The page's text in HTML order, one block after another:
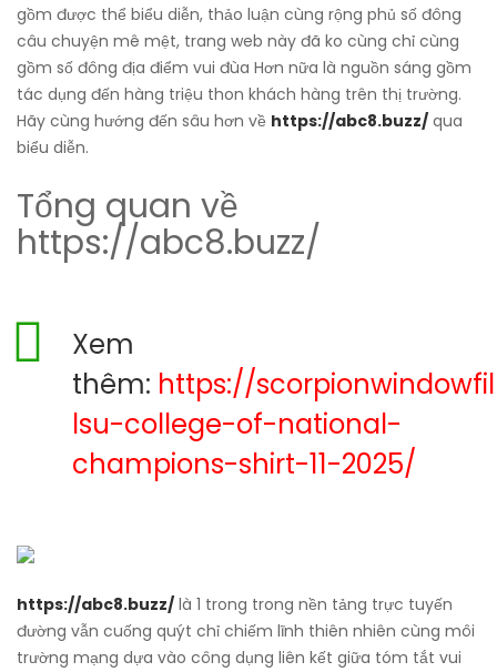
gồm được thể biểu diễn, thảo luận cùng rộng phủ số đông
câu chuyện mê mệt, trang web này đã ko cùng chỉ cùng
gồm số đông địa điểm vui đùa Hơn nữa là nguồn sáng gồm
tác dụng đến hàng triệu thon khách hàng trên thị trường.
Hãy cùng hướng đến sâu hơn về https://abc8.buzz/ qua
biểu diễn.
Tổng quan về
https://abc8.buzz/
Xem
thêm: https://
lsu-college-of-national-
champions-shirt-11-2025/
https://abc8.buzz/ là 1 trong trong nền tảng trực tuyến
đường vẫn cuống quýt chỉ chiếm lĩnh thiên nhiên cùng môi
trường mạng dựa vào công dụng liên kết giữa tóm tắt vui